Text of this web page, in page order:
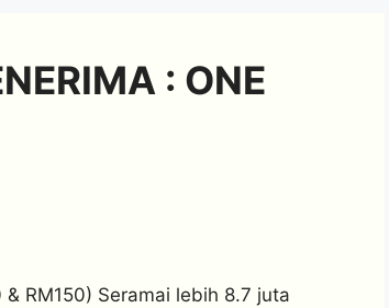
: ONE
& RM150) Seramai lebih 8.7 juta